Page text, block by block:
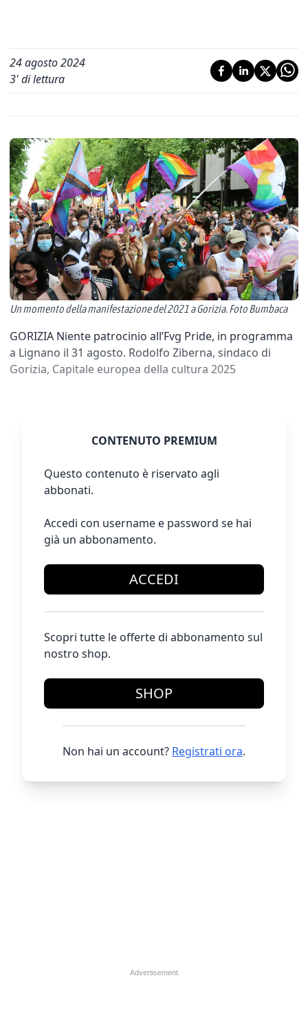
24 agosto 2024
3' di lettura
Un momento della manifestazione del 2021 a Gorizia. Foto Bumbaca
GORIZIA Niente patrocinio all’Fvg Pride, in programma
a Lignano il 31 agosto. Rodolfo Ziberna, sindaco di
Gorizia, Capitale europea della cultura 2025
CONTENUTO PREMIUM
Questo contenuto è riservato agli
abbonati.
Accedi con username e password se hai
già un abbonamento.
ACCEDI
Scopri tutte le offerte di abbonamento sul
nostro shop.
SHOP
Non hai un account? Registrati ora.